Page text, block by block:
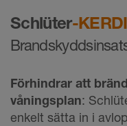
Schlüter-
Förhindrar att
våningsplan:
enkelt sätta in i